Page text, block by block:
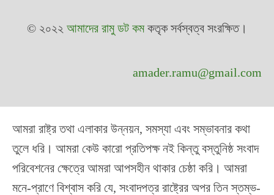
© ২০২২ আমাদের রামু ডট কমকতৃক সর্বস্বত্ব সংরক্ষিত।
amader.ramu@gmail.com
আমরা রাষ্ট্র তথা এলাকার উন্নয়ন, সমস্যা এবং সম্ভাবনার কথা
তুলে ধরি। আমরা কেউ কারো প্রতিপক্ষ নই কিন্তু বস্তুনিষ্ঠ সংবাদ
পরিবেশনের ক্ষেত্রে আমরা আপসহীন থাকার চেষ্ঠা করি। আমরা
মনে-প্রাণে বিশ্বাস করি যে, সংবাদপত্র রাষ্ট্রের অপর তিন স্তম্ভ-